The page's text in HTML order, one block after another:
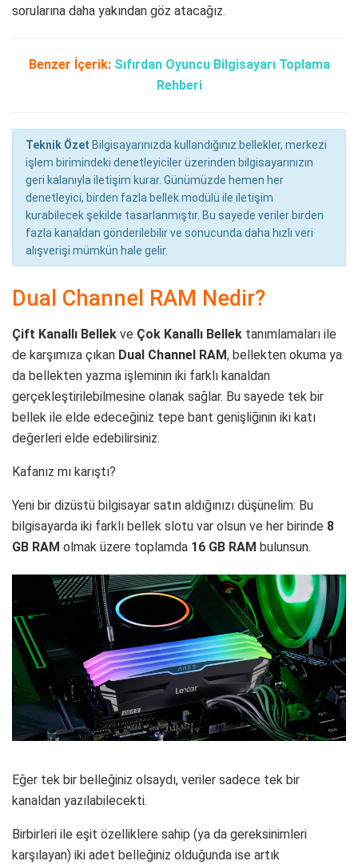
sorularına daha yakından göz atacağız.
Benzer İçerik: Sıfırdan Oyuncu Bilgisayarı Toplama
Rehberi
Teknik Özet Bilgisayarınızda kullandığınız bellekler, merkezi
işlem birimindeki denetleyiciler üzerinden bilgisayarınızın
geri kalanıyla iletişim kurar. Günümüzde hemen her
denetleyici, birden fazla bellek modülü ile iletişim
kurabilecek şekilde tasarlanmıştır. Bu sayede veriler birden
fazla kanaldan gönderilebilir ve sonucunda daha hızlı veri
alışverişi mümkün hale gelir.
Dual Channel RAM Nedir?
Çift Kanallı Bellek ve Çok Kanallı Bellek tanımlamaları ile
de karşımıza çıkan Dual Channel RAM, bellekten okuma ya
da bellekten yazma işleminin iki farklı kanaldan
gerçekleştirilebilmesine olanak sağlar. Bu sayede tek bir
bellek ile elde edeceğiniz tepe bant genişliğinin iki katı
değerleri elde edebilirsiniz.
Kafanız mı karıştı?
Yeni bir dizüstü bilgisayar satın aldığınızı düşünelim: Bu
bilgisayarda iki farklı bellek slotu var olsun ve her birinde 8
GB RAM olmak üzere toplamda 16 GB RAM bulunsun.
Eğer tek bir belleğiniz olsaydı, veriler sadece tek bir
kanaldan yazılabilecekti.
Birbirleri ile eşit özelliklere sahip (ya da gereksinimleri
karşılayan) iki adet belleğiniz olduğunda ise artık